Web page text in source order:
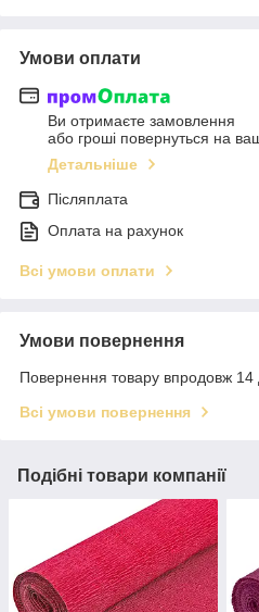
Умови оплати
Ви отримаєте замовлення
або гроші повернуться на
Детальніше
Післяплата
Оплата на рахунок
Всі умови оплати
Умови повернення
Повернення товару впродовж 14
Всі умови повернення
Подібні товари компанії